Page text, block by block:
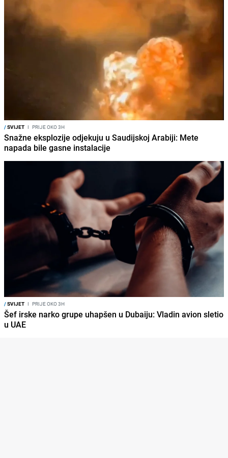
/SVIJET I PRIJE OKO 3H
Snažne eksplozije odjekuju u Saudijskoj Arabiji: Mete
napada bile gasne instalacije
/SVIJET I PRIJE OKO 3H
Šef irske narko grupe uhapšen u Dubaiju: Vladin avion sletio
u UAE